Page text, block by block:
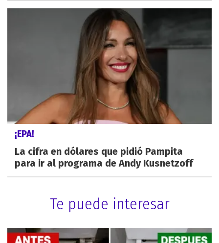
¡EPA!
La cifra en dólares que pidió Pampita
para ir al programa de Andy Kusnetzoff
Te puede interesar